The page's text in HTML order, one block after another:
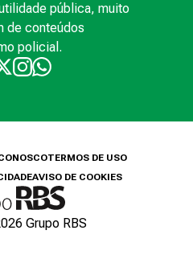
pública, muito
de conteúdos
policial.
TERMOS DE USO
AVISO DE COOKIES
Grupo RBS